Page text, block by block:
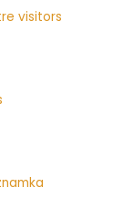
visitors